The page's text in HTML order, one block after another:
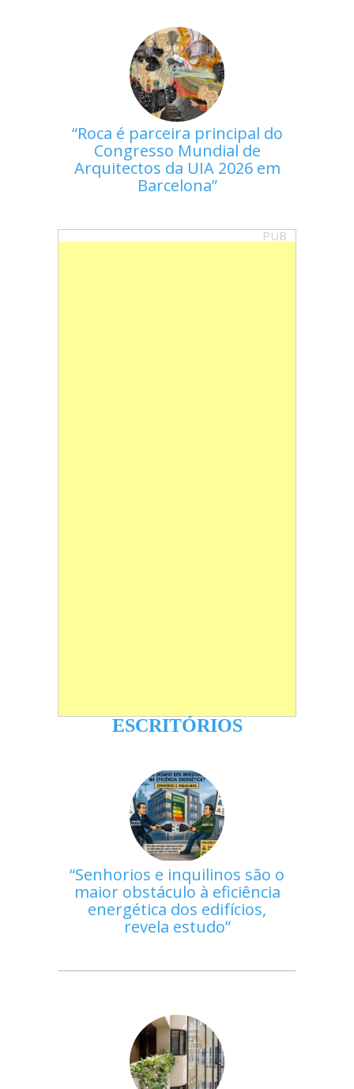
Roca é parceira principal do
Congresso Mundial de
Arquitectos da UIA 2026 em
Barcelona
PUB
ESCRITÓRIOS
Senhorios e inquilinos são o
maior obstáculo à eficiência
energética dos edifícios,
revela estudo